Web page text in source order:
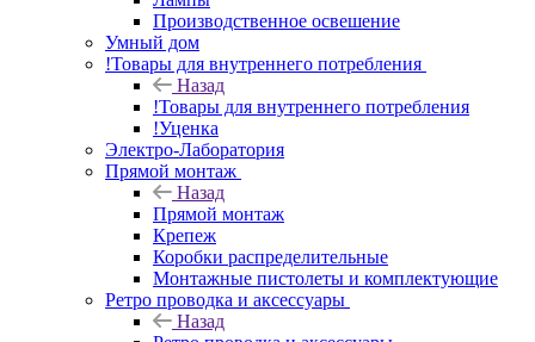
Производственное освешение
Умный дом
!Товары для внутреннего потребления
Назад
!Товары для внутреннего потребления
!Уценка
Электро-Лаборатория
Прямой монтаж
Назад
Прямой монтаж
Крепеж
Коробки распределительные
Монтажные пистолеты и комплектующие
Ретро проводка и аксессуары
Назад